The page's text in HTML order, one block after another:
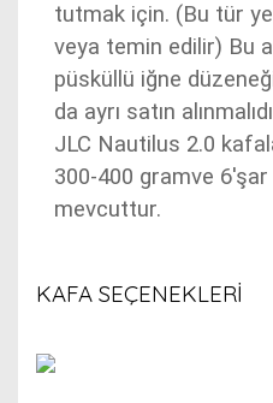
tutmak için. (Bu tür
veya temin edilir) Bu
püsküllü iğne
da ayrı satın
JLC Nautilus 2.0
300-400 gramve
mevcuttur.
KAFA SEÇENEKLERİ